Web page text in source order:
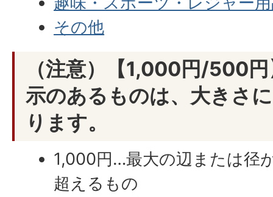
その他
（注意）【1,000円/500
示のあるものは、大きさ
ります。
1,000円…最大の辺または径
超えるもの